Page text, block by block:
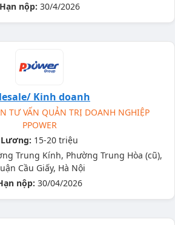
Hạn nộp: 30/4/2026
Kinh doanh
TƯ VẤN QUẢN TRỊ DOANH NGHIỆP
PPOWER
Lương: 15-20 triệu
Trung Kính, Phường Trung Hòa (cũ),
Cầu Giấy, Hà Nội
nộp: 30/04/2026